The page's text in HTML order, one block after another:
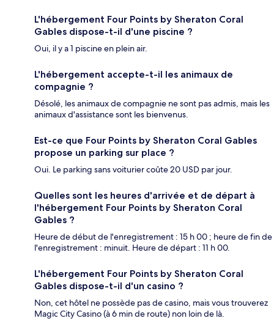
L'hébergement Four Points by Sheraton Coral
Gables dispose-t-il d'une piscine ?
Oui, il y a 1 piscine en plein air.
L'hébergement accepte-t-il les animaux de
compagnie ?
Désolé, les animaux de compagnie ne sont pas admis, mais les
animaux d'assistance sont les bienvenus.
Est-ce que Four Points by Sheraton Coral Gables
propose un parking sur place ?
Oui. Le parking sans voiturier coûte 20 USD par jour.
Quelles sont les heures d'arrivée et de départ à
l'hébergement Four Points by Sheraton Coral
Gables ?
Heure de début de l'enregistrement : 15 h 00 ; heure de fin de
l'enregistrement : minuit. Heure de départ : 11 h 00.
L'hébergement Four Points by Sheraton Coral
Gables dispose-t-il d'un casino ?
Non, cet hôtel ne possède pas de casino, mais vous trouverez
Magic City Casino (à 6 min de route) non loin de là.